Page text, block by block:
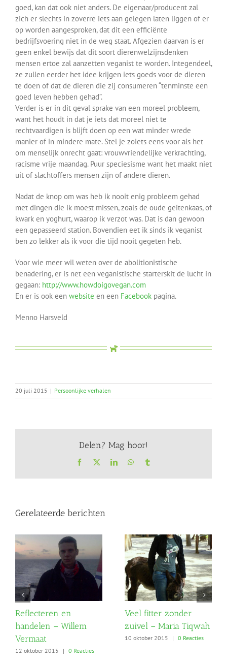
goed, kan dat ook niet anders. De eigenaar/producent zal
zich er slechts in zoverre iets aan gelegen laten liggen of er
op worden aangesproken, dat dit een efficiënte
bedrijfsvoering niet in de weg staat. Afgezien daarvan is er
geen enkel bewijs dat dit soort dierenwelzijnsdenken
mensen ertoe zal aanzetten veganist te worden. Integendeel,
ze zullen eerder het idee krijgen iets goeds voor de dieren
te doen of dat de dieren die zij consumeren “tenminste een
goed leven hebben gehad”.
Verder is er in dit geval sprake van een moreel probleem,
want het houdt in dat je iets dat moreel niet te
rechtvaardigen is blijft doen op een wat minder wrede
manier of in mindere mate. Stel je zoiets eens voor als het
om menselijk onrecht gaat: vrouwvriendelijke verkrachting,
racisme vrije maandag. Puur speciesisme want het maakt niet
uit of slachtoffers mensen zijn of andere dieren.
Nadat de knop om was heb ik nooit enig probleem gehad
met dingen die ik moest missen, zoals de oude geitenkaas, of
kwark en yoghurt, waarop ik verzot was. Dat is dan gewoon
een gepasseerd station. Bovendien eet ik sinds ik veganist
ben zo lekker als ik voor die tijd nooit gegeten heb.
Voor wie meer wil weten over de abolitionistische
benadering, er is net een veganistische starterskit de lucht in
gegaan: http://www.howdoigovegan.com
En er is ook een website en een Facebook pagina.
Menno Harsveld
20 juli 2015 | Persoonlijke verhalen
Delen? Mag hoor!
Facebook LinkedInWhatsApp
Gerelateerde berichten
Reflecteren en
handelen – Willem
Vermaat
12 oktober 2015 | 0 Reacties
Veel fitter zonder
zuivel – Maria Tiqwah
10 oktober 2015 | 0 Reacties